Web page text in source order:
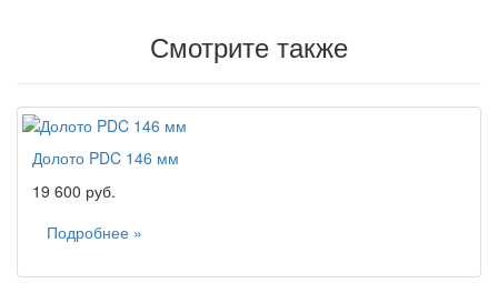
Смотрите также
Долото PDC 146 мм
19 600 руб.
Подробнее »